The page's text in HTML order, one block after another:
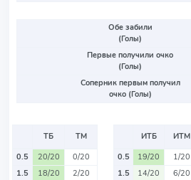
Обе забили
(Голы)
Первые получили очко
(Голы)
Соперник первым получил
очко (Голы)
ТБ
ТМ
0.5
20/20
0/20
1.5
18/20
2/20
ИТБ
ИТМ
0.5
19/20
1/20
1.5
14/20
6/20